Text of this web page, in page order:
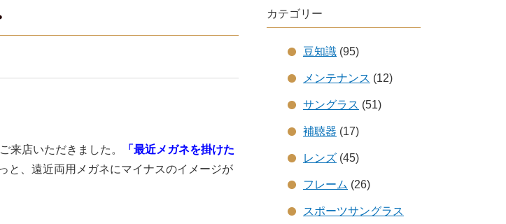
来店いただきました。
「最近メガネを掛けた
っと、遠近両用メガネにマイナスのイメージが
カテゴリー
豆知識 (95)
メンテナンス (12)
サングラス (51)
補聴器 (17)
レンズ (45)
フレーム (26)
スポーツサングラス